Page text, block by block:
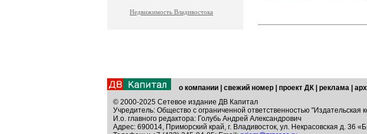
Недвижимость Владивостока
о компании свежий номер проект ДК реклама
© 2000-2025 Сетевое издание ДВ Капитал
Учредитель: Общество с ограниченной ответственностью
И.о. главного редактора: Голубь Андрей Александрович
Адрес: 690014, Приморский край, г. Владивосток, ул. Некрасовская д. 36